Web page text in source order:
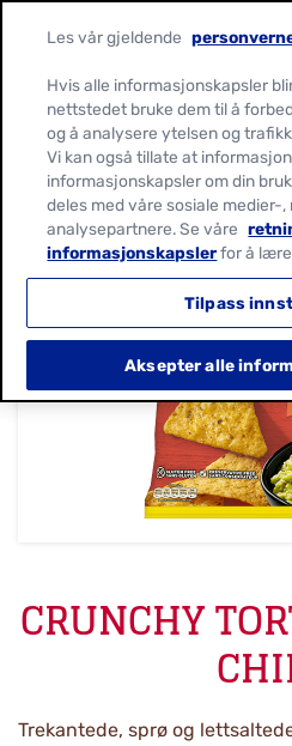
CRUNCHY
Trekantede, sprø og
Les vår gjeldende
Hvis alle informasjonskapsler
nettstedet bruke dem til å
og å analysere ytelsen og
Vi kan også tillate at
informasjonskapsler om din
deles med våre sosiale medier-
analysepartnere. Se våre
informasjonskapslerfor å lære
Tilpass
Aksepter alle